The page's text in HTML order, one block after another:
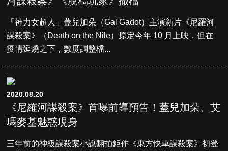
「神力女超人」蓋兒加朵（Gal Gadot）主演新片《尼羅河
謀殺案》（Death on the Nile）原定今年 10 月上映，但在
疫情延燒之下，數度調整檔...
2020.08.20
《尼羅河謀殺案》首曝前導預告！蓋兒加朵、艾
瑪麥基魅惑現身
三年前的神級謀殺案小說翻拍鉅作《東方快車謀殺案》初登